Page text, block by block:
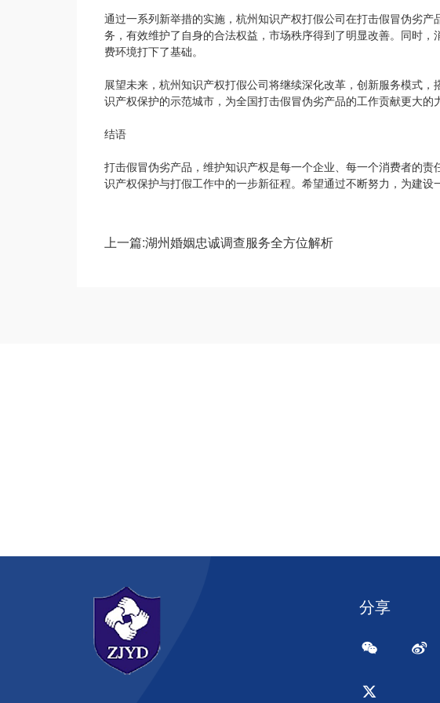
通过一系列新举措的实施，杭州知识产权打假公司在打击假冒伪劣
务，有效维护了自身的合法权益，市场秩序得到了明显改善。同时
费环境打下了基础。
展望未来，杭州知识产权打假公司将继续深化改革，创新服务模式
识产权保护的示范城市，为全国打击假冒伪劣产品的工作贡献更大的
结语
打击假冒伪劣产品，维护知识产权是每一个企业、每一个消费者的
识产权保护与打假工作中的一步新征程。希望通过不断努力，为建设
上一篇:湖州婚姻忠诚调查服务全方位解析
分享